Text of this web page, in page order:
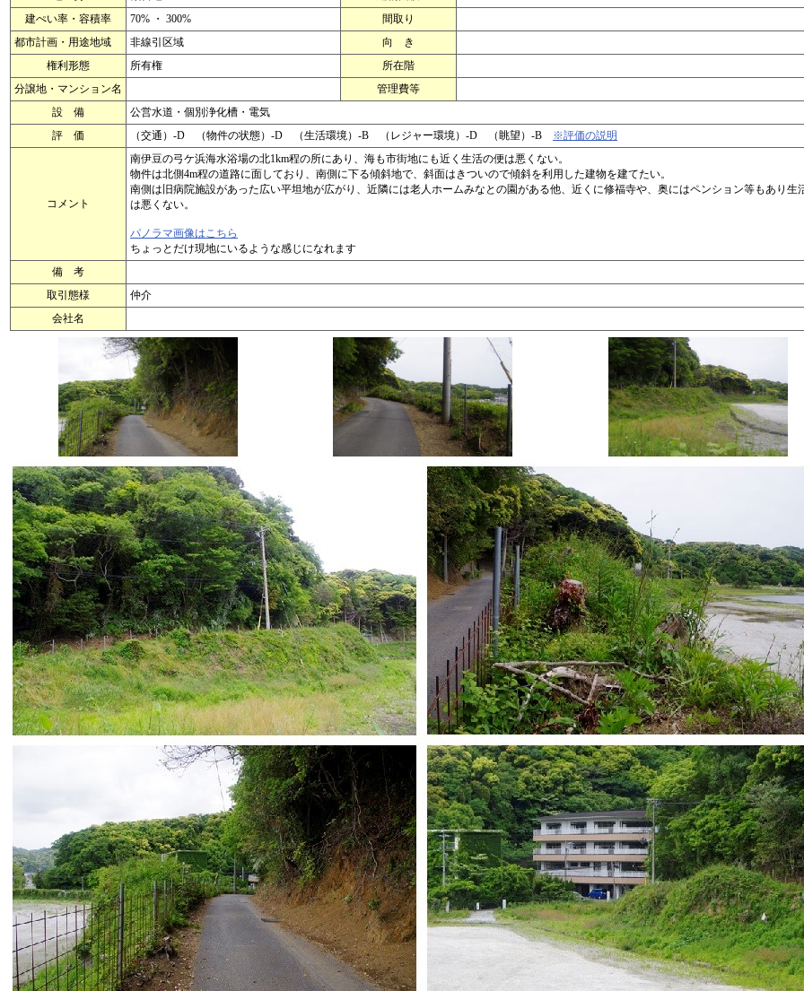
建ぺい率・容積率
70% ・ 300%
間取り
都市計画・用途地域
非線引区域
向 き
権利形態
所有権
所在階
分譲地・マンション名
管理費等
設 備
公営水道・個別浄化槽・電気
評 価
（交通）-D （物件の状態）-D （生活環境）-B （レジャー環境）-D （眺望）-B ※評価の説明
コメント
南伊豆の弓ケ浜海水浴場の北1km程の所にあり、海も市街地にも近く生活の便は悪くない。
物件は北側4m程の道路に面しており、南側に下る傾斜地で、斜面はきついので傾斜を利用した建物を建てたい。
南側は旧病院施設があった広い平坦地が広がり、近隣には老人ホームみなとの園がある他、近くに修福寺や、奥にはペンション等もあり生
は悪くない。
パノラマ画像はこちら
ちょっとだけ現地にいるような感じになれます
備 考
取引態様
仲介
会社名